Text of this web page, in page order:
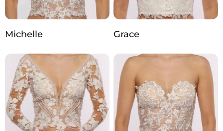
Michelle Grace